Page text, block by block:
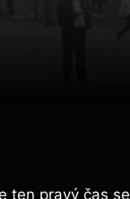
ten pravý čas se